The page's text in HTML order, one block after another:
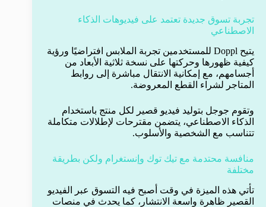
تجربة تسوق جديدة تعتمد على فيديوهات الذكاء
الاصطناعي
يتيح Doppl للمستخدمين تجربة الملابس افتراضيًا ورؤية
كيفية ظهورها وحركتها على نسخة ثلاثية الأبعاد من
أجسامهم، مع إمكانية الانتقال مباشرة إلى روابط
المتاجر لشراء القطع المعروضة.
وتقوم جوجل بتوليد فيديو قصير لكل منتج باستخدام
الذكاء الاصطناعي، يتضمن مقترحات لإطلالات متكاملة
تتناسب مع الشخصية والأسلوب.
منافسة محتدمة مع تيك توك وإنستغرام ولكن بطريقة
مختلفة
تأتي هذه الميزة في وقت أصبح فيه التسوق عبر الفيديو
القصير ظاهرة واسعة الانتشار، كما يحدث في منصات